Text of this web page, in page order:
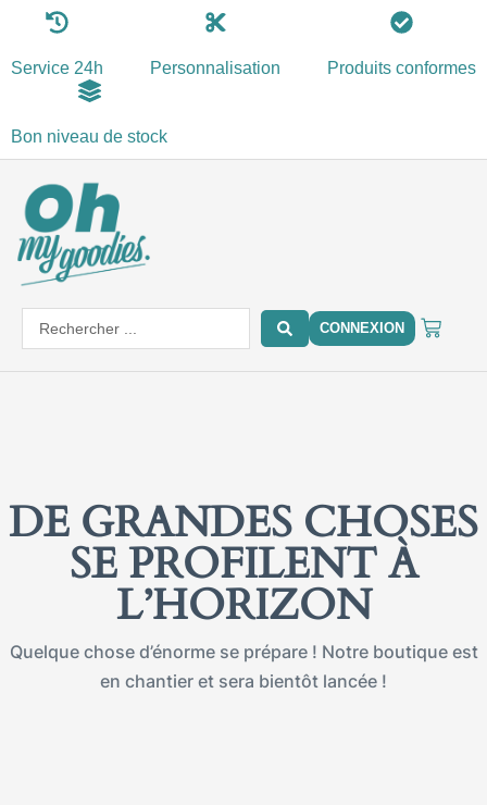
contenu
Service 24h Personnalisation Produits conformes
Bon niveau de stock
Search
...
CONNEXION
DE GRANDES CHOSES
SE PROFILENT À
L’HORIZON
Quelque chose d’énorme se prépare ! Notre boutique est
en chantier et sera bientôt lancée !